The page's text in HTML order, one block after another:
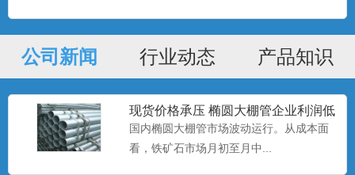
公司新闻 行业动态 产品知识
现货价格承压 椭圆大棚管企业利润低
位
国内椭圆大棚管市场波动运行。从成本面
看，铁矿石市场月初至月中...
种植大棚
大棚种植是一种种植技术，该技术是一种
养殖大棚安装